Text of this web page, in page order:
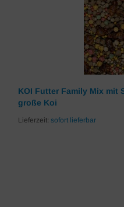
KOI Futter Family Mix mit
große Koi
Lieferzeit: sofort lieferbar